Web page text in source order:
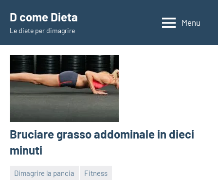
contenuto
D come Dieta
Le diete per dimagrire
Menu
Bruciare grasso addominale in dieci
minuti
Dimagrire la pancia Fitness